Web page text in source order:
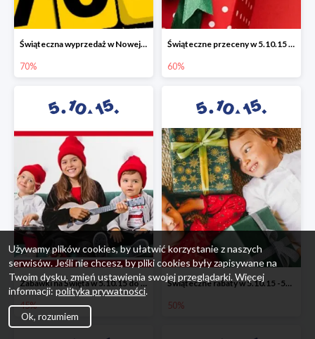
Świąteczna wyprzedaż w Nowej Erze - National Geographic Learning -70%
70%
Świąteczne przeceny w 5.10.15 - wszystkie ubrania -60%
60%
Zabawki na Święta w 5.10.15 do -45%
45%
Świąteczne rabaty w 5.10.15 -50%
50%
Używamy plików cookies, by ułatwić korzystanie z naszych
serwisów. Jeśli nie chcesz, by pliki cookies były zapisywane na
Twoim dysku, zmień ustawienia swojej przeglądarki. Więcej
informacji: polityka prywatności.
Ok, rozumiem